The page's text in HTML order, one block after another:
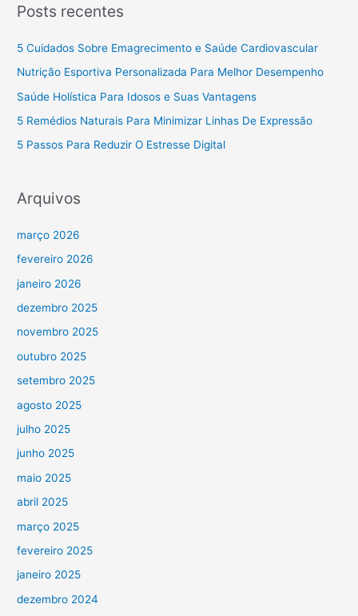
Posts recentes
5 Cuidados Sobre Emagrecimento e Saúde Cardiovascular
Nutrição Esportiva Personalizada Para Melhor Desempenho
Saúde Holística Para Idosos e Suas Vantagens
5 Remédios Naturais Para Minimizar Linhas De Expressão
5 Passos Para Reduzir O Estresse Digital
Arquivos
março 2026
fevereiro 2026
janeiro 2026
dezembro 2025
novembro 2025
outubro 2025
setembro 2025
agosto 2025
julho 2025
junho 2025
maio 2025
abril 2025
março 2025
fevereiro 2025
janeiro 2025
dezembro 2024